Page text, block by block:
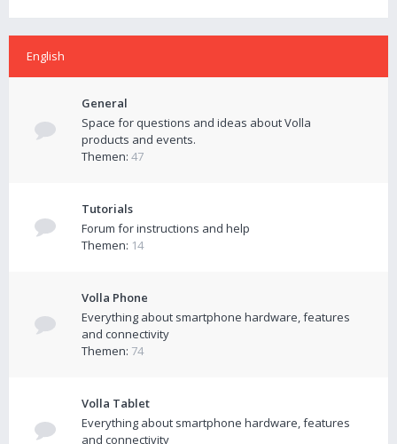
English
General
Space for questions and ideas about Volla
products and events.
Themen: 47
Tutorials
Forum for instructions and help
Themen: 14
Volla Phone
Everything about smartphone hardware, features
and connectivity
Themen: 74
Volla Tablet
Everything about smartphone hardware, features
and connectivity